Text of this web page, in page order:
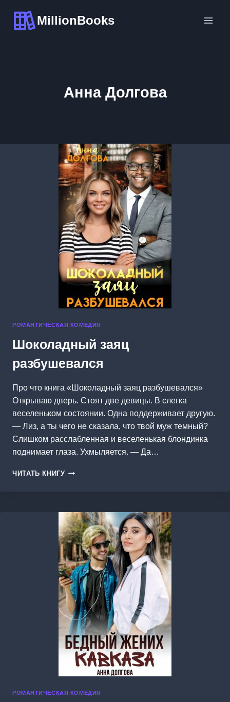
содержимому
MillionBooks
Анна Долгова
РОМАНТИЧЕСКАЯ КОМЕДИЯ
Шоколадный заяц
разбушевался
Про что книга «Шоколадный заяц разбушевался»
Открываю дверь. Стоят две девицы. В слегка
веселеньком состоянии. Одна поддерживает другую.
— Лиз, а ты чего не сказала, что твой муж темный?
Слишком расслабленная и веселенькая блондинка
поднимает глаза. Ухмыляется. — Да…
ЧИТАТЬ КНИГУ ШОКОЛАДНЫЙ
РОМАНТИЧЕСКАЯ КОМЕДИЯ